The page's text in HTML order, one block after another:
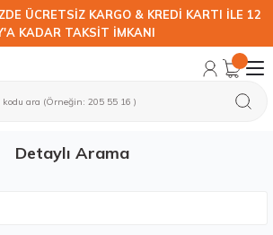
ÜCRETSİZ KARGO & KREDİ KARTI İLE 12
KADAR TAKSİT İMKANI
Detaylı Arama